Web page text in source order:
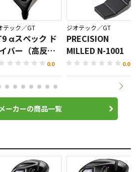
ほど出ず、意図していないドロー
テック／GT
αスペック ド
バー（高反
0.0
ジオテック／GT
PRECISION
MILLED N-1001
0.0
ーカーの商品一覧